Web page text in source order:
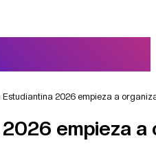
Estudiantina 2026 empieza a
empieza a